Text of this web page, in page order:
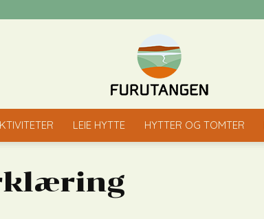
Furutangen
LEIE HYTTE HYTTER OG TOMTER